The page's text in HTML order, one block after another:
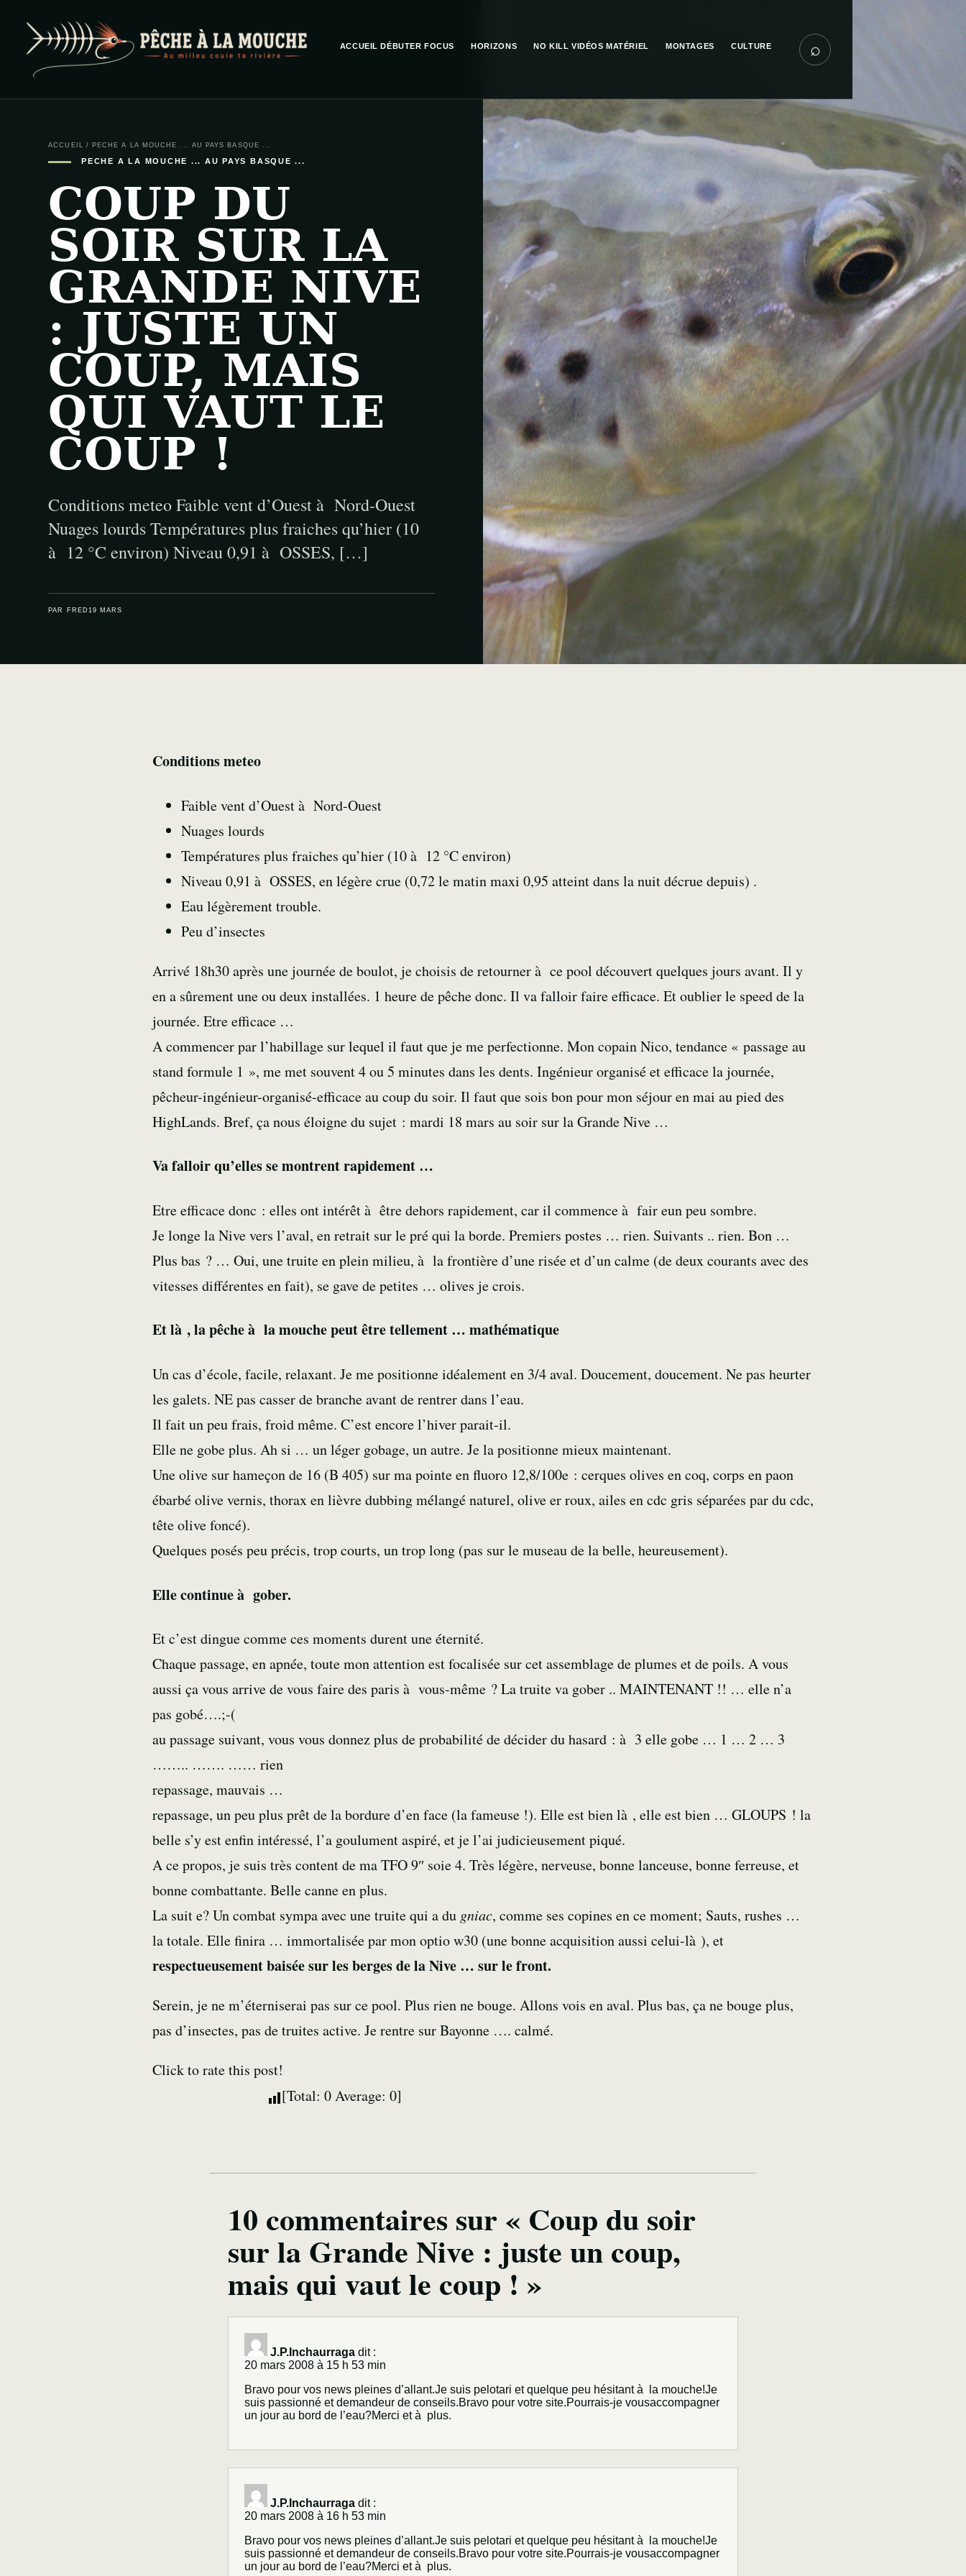
PECHE A LA MOUCHE
ACCUEIL DÉBUTER FOCUS HORIZONS NO KILL VIDÉOS MATÉRIEL MONTAGES CULTURE ⌕
ACCUEIL / PECHE A LA MOUCHE ... AU PAYS BASQUE ...
PECHE A LA MOUCHE ... AU PAYS BASQUE ...
COUP DU
SOIR SUR LA
GRANDE NIVE
: JUSTE UN
COUP, MAIS
QUI VAUT LE
COUP !
Conditions meteo Faible vent d’Ouest à Nord-Ouest
Nuages lourds Températures plus fraiches qu’hier (10
à 12 °C environ) Niveau 0,91 à OSSES, […]
PAR FRED 19 MARS
Conditions meteo
Faible vent d’Ouest à Nord-Ouest
Nuages lourds
Températures plus fraiches qu’hier (10 à 12 °C environ)
Niveau 0,91 à OSSES, en légère crue (0,72 le matin maxi 0,95 atteint dans la nuit décrue depuis) .
Eau légèrement trouble.
Peu d’insectes
Arrivé 18h30 après une journée de boulot, je choisis de retourner à ce pool découvert quelques jours avant. Il y
en a sûrement une ou deux installées. 1 heure de pêche donc. Il va falloir faire efficace. Et oublier le speed de la
journée. Etre efficace …
A commencer par l’habillage sur lequel il faut que je me perfectionne. Mon copain Nico, tendance « passage au
stand formule 1 », me met souvent 4 ou 5 minutes dans les dents. Ingénieur organisé et efficace la journée,
pêcheur-ingénieur-organisé-efficace au coup du soir. Il faut que sois bon pour mon séjour en mai au pied des
HighLands. Bref, ça nous éloigne du sujet : mardi 18 mars au soir sur la Grande Nive …
Va falloir qu’elles se montrent rapidement …
Etre efficace donc : elles ont intérêt à être dehors rapidement, car il commence à fair eun peu sombre.
Je longe la Nive vers l’aval, en retrait sur le pré qui la borde. Premiers postes … rien. Suivants .. rien. Bon …
Plus bas ? … Oui, une truite en plein milieu, à la frontière d’une risée et d’un calme (de deux courants avec des
vitesses différentes en fait), se gave de petites … olives je crois.
Et là , la pêche à la mouche peut être tellement … mathématique
Un cas d’école, facile, relaxant. Je me positionne idéalement en 3/4 aval. Doucement, doucement. Ne pas heurter
les galets. NE pas casser de branche avant de rentrer dans l’eau.
Il fait un peu frais, froid même. C’est encore l’hiver parait-il.
Elle ne gobe plus. Ah si … un léger gobage, un autre. Je la positionne mieux maintenant.
Une olive sur hameçon de 16 (B 405) sur ma pointe en fluoro 12,8/100e : cerques olives en coq, corps en paon
ébarbé olive vernis, thorax en lièvre dubbing mélangé naturel, olive er roux, ailes en cdc gris séparées par du cdc,
tête olive foncé).
Quelques posés peu précis, trop courts, un trop long (pas sur le museau de la belle, heureusement).
Elle continue à gober.
Et c’est dingue comme ces moments durent une éternité.
Chaque passage, en apnée, toute mon attention est focalisée sur cet assemblage de plumes et de poils. A vous
aussi ça vous arrive de vous faire des paris à vous-même ? La truite va gober .. MAINTENANT !! … elle n’a
pas gobé….;-(
au passage suivant, vous vous donnez plus de probabilité de décider du hasard : à 3 elle gobe … 1 … 2 … 3
…….. ……. …… rien
repassage, mauvais …
repassage, un peu plus prêt de la bordure d’en face (la fameuse !). Elle est bien là , elle est bien … GLOUPS ! la
belle s’y est enfin intéressé, l’a goulument aspiré, et je l’ai judicieusement piqué.
A ce propos, je suis très content de ma TFO 9″ soie 4. Très légère, nerveuse, bonne lanceuse, bonne ferreuse, et
bonne combattante. Belle canne en plus.
La suit e? Un combat sympa avec une truite qui a du gniac, comme ses copines en ce moment; Sauts, rushes …
la totale. Elle finira … immortalisée par mon optio w30 (une bonne acquisition aussi celui-là ), et
respectueusement baisée sur les berges de la Nive … sur le front.
Serein, je ne m’éterniserai pas sur ce pool. Plus rien ne bouge. Allons vois en aval. Plus bas, ça ne bouge plus,
pas d’insectes, pas de truites active. Je rentre sur Bayonne …. calmé.
Click to rate this post!
[Total: 0Average: 0]
10 commentaires sur « Coup du soir
sur la Grande Nive : juste un coup,
mais qui vaut le coup ! »
J.P.Inchaurraga dit :
20 mars 2008 à 15 h 53 min
Bravo pour vos news pleines d’allant.Je suis pelotari et quelque peu hésitant à la mouche!Je
suis passionné et demandeur de conseils.Bravo pour votre site.Pourrais-je vousaccompagner
un jour au bord de l’eau?Merci et à plus.
J.P.Inchaurraga dit :
20 mars 2008 à 16 h 53 min
Bravo pour vos news pleines d’allant.Je suis pelotari et quelque peu hésitant à la mouche!Je
suis passionné et demandeur de conseils.Bravo pour votre site.Pourrais-je vousaccompagner
un jour au bord de l’eau?Merci et à plus.